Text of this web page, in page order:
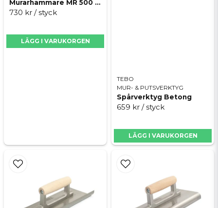
Murarhammare MR 500 Hultafors
730 kr / styck
LÄGG I VARUKORGEN
TEBO
MUR- & PUTSVERKTYG
Spårverktyg Betong
659 kr / styck
LÄGG I VARUKORGEN